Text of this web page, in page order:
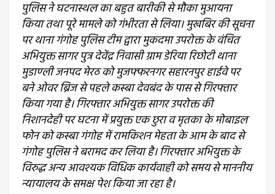
पुलिस ने घटनास्थल का बहुत बारीकी से मौका मुआयना
किया तथा पूरे मामले को गंभीरता से लिया। मुखबिर की सूचना
पर थाना गंगोह पुलिस टीम द्वारा मुकदमा उपरोक्त के वंचित
अभियुक्त सागर पुत्र देवेंद्र निवासी ग्राम डेरिया रिछोटी थाना
मुडाण्ली जनपद मेरठ को मुजफ्फरनगर सहारनपुर हाईवे पर
बने ओवर ब्रिज से पहले कस्बा देवबंद के पास से गिरफ्तार
किया गया है। गिरफ्तार अभियुक्त सागर उपरोक्त की
निशानदेही पर घटना में प्रयुक्त एक छुरा व मृतका के मोबाइल
फोन को कस्बा गंगोह में रामकिशन मेहता के आम के बाद से
गंगोह पुलिस ने बरामद कर लिया है। गिरफ्तार अभियुक्त के
विरुद्ध अन्य आवश्यक विधिक कार्यवाही को समय से माननीय
न्यायालय के समक्ष पेश किया जा रहा है।